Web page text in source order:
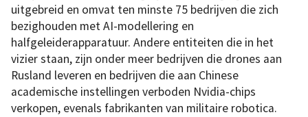
uitgebreid en omvat ten minste 75 bedrijven die zich
bezighouden met AI-modellering en
halfgeleiderapparatuur. Andere entiteiten die in het
vizier staan, zijn onder meer bedrijven die drones aan
Rusland leveren en bedrijven die aan Chinese
academische instellingen verboden Nvidia-chips
verkopen, evenals fabrikanten van militaire robotica.